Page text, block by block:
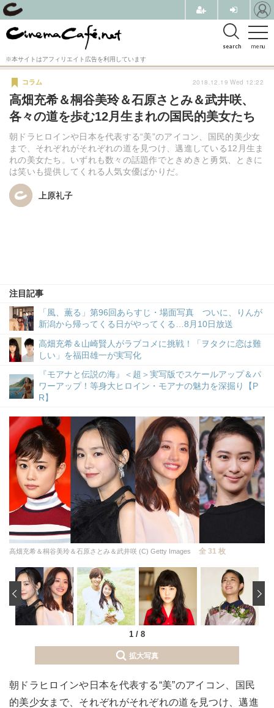
menu
search
※本サイトはアフィリエイト広告を利用しています
高畑充希＆桐谷美玲＆石原さとみ＆武井咲、
各々の道を歩む12月生まれの国民的美女たち
朝ドラヒロインや日本を代表する“美”のアイコン、国民的美少女
まで、それぞれがそれぞれの道を見つけ、邁進している12月生ま
れの美女たち。いずれも数々の話題作でときめきと勇気、ときに
は笑いも提供してくれる人気女優ばかりだ。
コラム
上原礼子
上原礼子
注目記事
「風、薫る」第96回あらすじ・場面写真 ついに、りんが
新潟から帰ってくる日がやってくる…8月10日放送
高畑充希＆山崎賢人がラブコメに挑戦！「ヲタクに恋は難
しい」を福田雄一が実写化
『モアナと伝説の海』＜超＞実写版でスケールアップ＆パ
ワーアップ！等身大ヒロイン・モアナの魅力を深掘り【P
R】
2018.12.19 Wed 12:22
高畑充希＆桐谷美玲＆石原さとみ＆武井咲 (C) Getty Images 全 31 枚
1 / 8
‹
拡大写真
朝ドラヒロインや日本を代表する“美”のアイコン、国民
的美少女まで、それぞれがそれぞれの道を見つけ、邁進